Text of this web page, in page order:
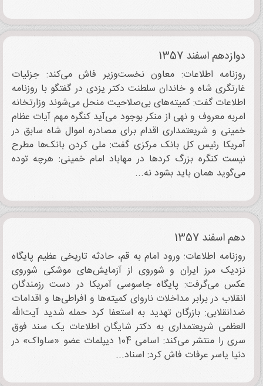
دوازدهم اسفند 1357
روزنامه اطلاعات: معاون نخست‌وزیر فاش می‌کند: جزئیات
غارتگری شاه و خاندان سلطنت دکتر یزدی در گفتگو با روزنامه
اطلاعات گفت: کمیته‌های بی‌صلاحیت منحل می‌شوند وزارتخانه
امربه معروف و نهی از منکر بوجود می‌آید کنگره مهم آیات عظام
خمینی و شریعتمداری اقدام برای مصادره اموال شاه سابق در
آمریکا رئیس کل بانک مرکزی گفت: ملی کردن بانک‌ها مطرح
نیست کنگره بزرگ کردها در مهاباد امام خمینی: هرچه توده
می‌گوید همان باید بشود نه...
دهم اسفند 1357
روزنامه اطلاعات: ورود امام به قم، حادثه تاریخی عظیم پایگاه
نزدیک مرز ایران و شوروی از آزمایش‌های موشکی شوروی
عکس می‌گرفت: پایگاه جاسوسی آمریکا در دست رزمندگان
انقلاب در برابر مداخلات ناروای کمیته‌ها و افراطی‌ها و اقدامات
ضدانقلابی: بازرگان تهدید به استعفا کرد حمله شدید آیت‌الله
العظمی شریعتمداری به دکتر شایگان اطلاعات یک سند فوق
سری را منتشر می‌کند: اسامی 104 دیپلمات عضو «ساواک» در
دنیا یاسر عرفات فاش کرد: اسناد...